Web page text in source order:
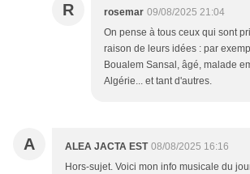
R rosemar 09/08/2025 21:04
On pense à tous ceux qui sont
raison de leurs idées : par
Boualem Sansal, âgé, malade
Algérie... et tant d'autres.
A ALEA JACTA EST 08/08/2025 16:16
Hors-sujet. Voici mon info musicale du